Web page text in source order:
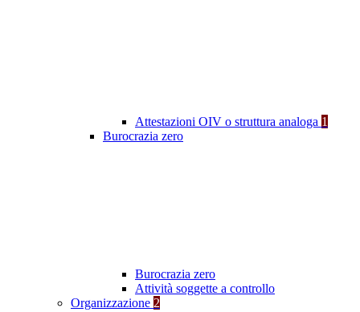
Attestazioni OIV o struttura analoga 1
Burocrazia zero
Burocrazia zero
Attività soggette a controllo
Organizzazione 2